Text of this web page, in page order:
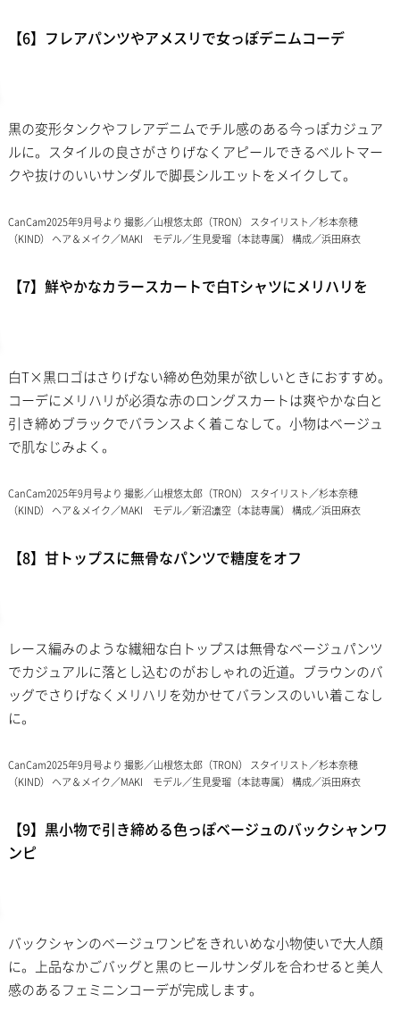
【6】フレアパンツやアメスリで女っぽデニムコーデ
黒の変形タンクやフレアデニムでチル感のある今っぽカジュア
ルに。スタイルの良さがさりげなくアピールできるベルトマー
クや抜けのいいサンダルで脚長シルエットをメイクして。
CanCam2025年9月号より 撮影／山根悠太郎（TRON） スタイリスト／杉本奈穂
（KIND） ヘア＆メイク／MAKI モデル／生見愛瑠（本誌専属） 構成／浜田麻衣
【7】鮮やかなカラースカートで白Tシャツにメリハリを
白T×黒ロゴはさりげない締め色効果が欲しいときにおすすめ。
コーデにメリハリが必須な赤のロングスカートは爽やかな白と
引き締めブラックでバランスよく着こなして。小物はベージュ
で肌なじみよく。
CanCam2025年9月号より 撮影／山根悠太郎（TRON） スタイリスト／杉本奈穂
（KIND） ヘア＆メイク／MAKI モデル／新沼凛空（本誌専属） 構成／浜田麻衣
【8】甘トップスに無骨なパンツで糖度をオフ
レース編みのような繊細な白トップスは無骨なベージュパンツ
でカジュアルに落とし込むのがおしゃれの近道。ブラウンのバ
ッグでさりげなくメリハリを効かせてバランスのいい着こなし
に。
CanCam2025年9月号より 撮影／山根悠太郎（TRON） スタイリスト／杉本奈穂
（KIND） ヘア＆メイク／MAKI モデル／生見愛瑠（本誌専属） 構成／浜田麻衣
【9】黒小物で引き締める色っぽベージュのバックシャンワ
ンピ
バックシャンのベージュワンピをきれいめな小物使いで大人顔
に。上品なかごバッグと黒のヒールサンダルを合わせると美人
感のあるフェミニンコーデが完成します。